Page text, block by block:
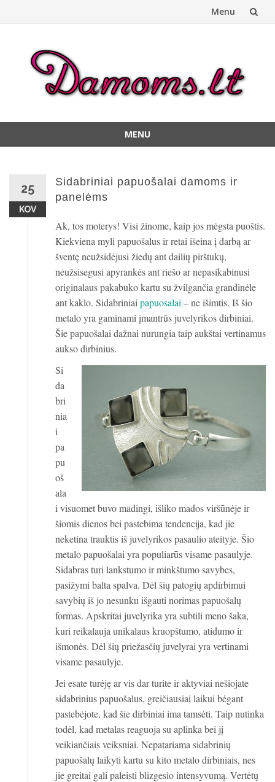
Menu
MENU
25
KOV
Sidabriniai papuošalai damoms ir
panelėms
Ak, tos moterys! Visi žinome, kaip jos mėgsta puoštis.
Kiekviena myli papuošalus ir retai išeina į darbą ar
šventę neužsidėjusi žiedų ant dailių pirštukų,
neužsisegusi apyrankės ant riešo ar nepasikabinusi
originalaus pakabuko kartu su žvilgančia grandinėle
ant kaklo. Sidabriniai papuosalai – ne išimtis. Iš šio
metalo yra gaminami įmantrūs juvelyrikos dirbiniai.
Šie papuošalai dažnai nurungia taip aukštai vertinamus
aukso dirbinius.
Si
da
bri
nia
i
pa
pu
oš
ala
i visuomet buvo madingi, išliko mados viršūnėje ir
šiomis dienos bei pastebima tendencija, kad jie
neketina trauktis iš juvelyrikos pasaulio ateityje. Šio
metalo papuošalai yra populiarūs visame pasaulyje.
Sidabras turi lankstumo ir minkštumo savybes,
pasižymi balta spalva. Dėl šių patogių apdirbimui
savybių iš jo nesunku išgauti norimas papuošalų
formas. Apskritai juvelyrika yra subtili meno šaka,
kuri reikalauja unikalaus kruopštumo, atidumo ir
išmonės. Dėl šių priežasčių juvelyrai yra vertinami
visame pasaulyje.
Jei esate turėję ar vis dar turite ir aktyviai nešiojate
sidabrinius papuošalus, greičiausiai laikui bėgant
pastebėjote, kad šie dirbiniai ima tamsėti. Taip nutinka
todėl, kad metalas reaguoja su aplinka bei jį
veikiančiais veiksniai. Nepatariama sidabrinių
papuošalų laikyti kartu su kito metalo dirbiniais, nes
jie greitai gali paleisti blizgesio intensyvumą. Vertėtų